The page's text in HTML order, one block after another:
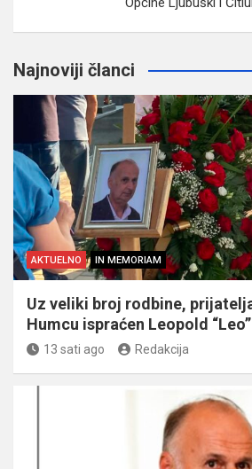
Najnoviji članci
AKTUELNO IN MEMORIAM
Uz veliki broj rodbine,
Humcu ispraćen Leopold
13 sati ago Redakcija